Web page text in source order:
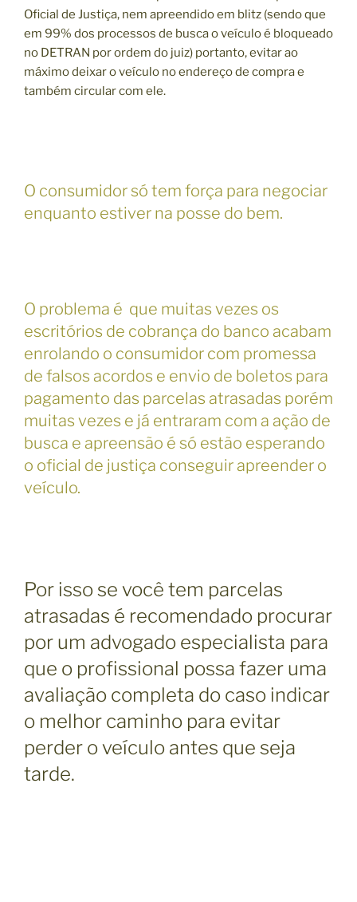
Oficial de Justiça, nem apreendido em blitz (sendo que
em 99% dos processos de busca o veículo é bloqueado
no DETRAN por ordem do juiz) portanto, evitar ao
máximo deixar o veículo no endereço de compra e
também circular com ele.
O consumidor só tem força para negociar
enquanto estiver na posse do bem.
O problema é que muitas vezes os
escritórios de cobrança do banco acabam
enrolando o consumidor com promessa
de falsos acordos e envio de boletos para
pagamento das parcelas atrasadas porém
muitas vezes e já entraram com a ação de
busca e apreensão é só estão esperando
o oficial de justiça conseguir apreender o
veículo.
Por isso se você tem parcelas
atrasadas é recomendado procurar
por um advogado especialista para
que o profissional possa fazer uma
avaliação completa do caso indicar
o melhor caminho para evitar
perder o veículo antes que seja
tarde.